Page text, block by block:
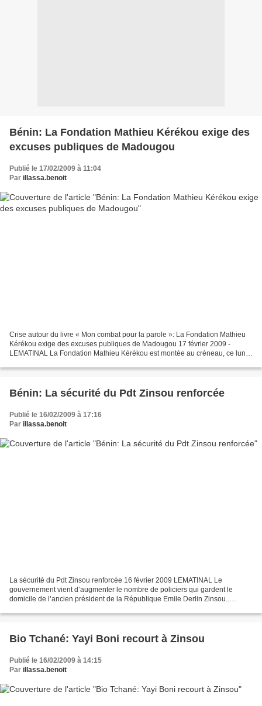
Bénin: La Fondation Mathieu Kérékou exige des
excuses publiques de Madougou
Publié le 17/02/2009 à 11:04
Par illassa.benoit
Crise autour du livre « Mon combat pour la parole »: La Fondation Mathieu
Kérékou exige des excuses publiques de Madougou 17 février 2009 -
LEMATINAL La Fondation Mathieu Kérékou est montée au créneau, ce lundi
Bénin: La sécurité du Pdt Zinsou renforcée
Publié le 16/02/2009 à 17:16
Par illassa.benoit
La sécurité du Pdt Zinsou renforcée 16 février 2009 LEMATINAL Le
gouvernement vient d’augmenter le nombre de policiers qui gardent le
domicile de l’ancien président de la République Emile Derlin Zinsou..
Bio Tchané: Yayi Boni recourt à Zinsou
Publié le 16/02/2009 à 14:15
Par illassa.benoit